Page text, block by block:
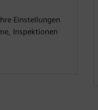
Einstellungen
Inspektionen